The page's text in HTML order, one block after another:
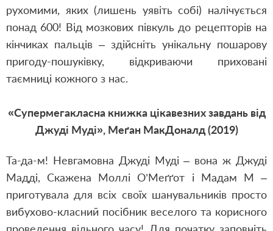
рухомими, яких (лишень уявіть собі) налічується
понад 600! Від мозкових півкуль до рецепторів на
кінчиках пальців – здійсніть унікальну пошарову
пригоду-пошуківку, відкриваючи приховані
таємниці кожного з нас.
«Супермегакласна книжка цікавезних завдань від
Джуді Муді», Меґан МакДоналд (2019)
Та-да-м! Невгамовна Джуді Муді – вона ж Джуді
Мадді, Скажена Моллі О’Меґґот і Мадам М –
приготувала для всіх своїх шанувальників просто
вибухово-класний посібник веселого та корисного